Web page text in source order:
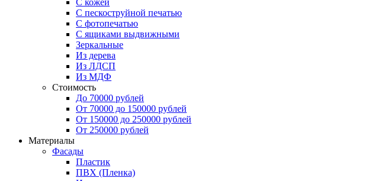
C кожей
C пескоструйной печатью
C фотопечатью
C ящиками выдвижными
Зеркальные
Из дерева
Из ЛДСП
Из МДФ
Стоимость
До 70000 рублей
От 70000 до 150000 рублей
От 150000 до 250000 рублей
От 250000 рублей
Материалы
Фасады
Пластик
ПВХ (Пленка)